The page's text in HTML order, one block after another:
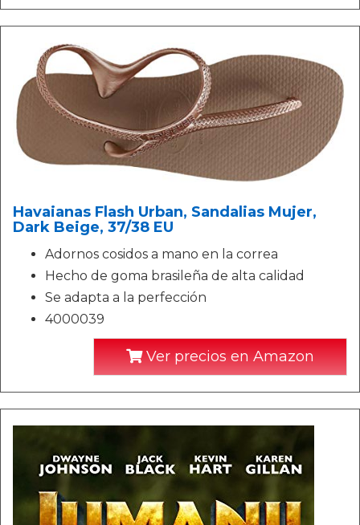
Havaianas Flash Urban, Sandalias Mujer,
Dark Beige, 37/38 EU
Adornos cosidos a mano en la correa
Hecho de goma brasileña de alta calidad
Se adapta a la perfección
4000039
Ver precios en Amazon